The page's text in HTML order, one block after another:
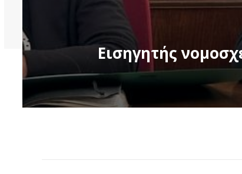
Εισηγητής